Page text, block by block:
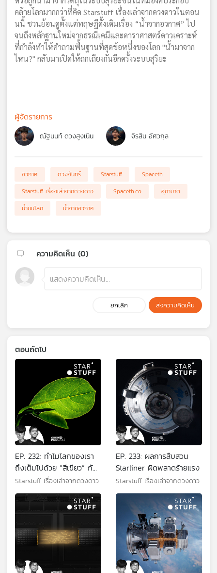
คล้ายโลกมากกว่าที่คิด Starstuff เรื่องเล่าจากดวงดาวในตอน
นนี้ ชวนย้อนดูตั้งแต่ทฤษฎีดั้งเดิมเรื่อง “น้ำจากอวกาศ” ไป
จนถึงหลักฐานใหม่จากธรณีเคมีและดาราศาสตร์ดาวเคราะห์
ที่กำลังทำให้คำถามพื้นฐานที่สุดข้อหนึ่งของโลก "น้ำมาจาก
ไหน?" กลับมาเปิดให้ถกเถียงกันอีกครั้งระบบสุริยะ
ผู้จัดรายการ
ณัฐนนท์ ดวงสูงเนิน จิรสิน อัศวกุล
อวกาศ ดวงจันทร์ Starstuff
Spaceth
Starstuff เรื่องเล่าจากดวงดาว
Spaceth.co
อุกาบาต
น้ำบนโลก
น้ำจากอวกาศ
ความคิดเห็น (0)
ยกเลิก ส่งความคิดเห็น
ตอนถัดไป
EP. 232: ทำไมโลกของเรา
ถึงเต็มไปด้วย “สีเขียว” กัน
แน่
Starstuff เรื่องเล่าจากดวงดาว
EP. 233: ผลการสืบสวน
Starliner ผิดพลาดร้ายแรง
Starstuff เรื่องเล่าจากดวงดาว